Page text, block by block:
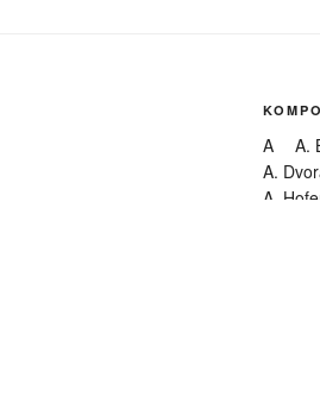
A A.
A.
A.